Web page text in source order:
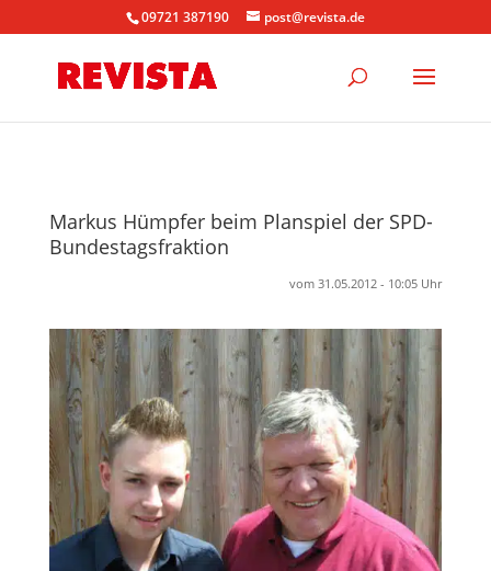
09721 387190 post@revista.de
Markus Hümpfer beim Planspiel der SPD-
Bundestagsfraktion
vom 31.05.2012 - 10:05 Uhr